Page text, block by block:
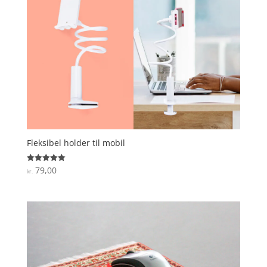
Fleksibel holder til mobil
Vurderet
5
kr. 79,00